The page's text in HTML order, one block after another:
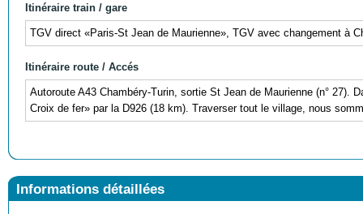
Itinéraire train / gare
TGV direct «Paris-St Jean de Maurienne», TGV avec changement à
Itinéraire route / Accés
Autoroute A43 Chambéry-Turin, sortie St Jean de Maurienne (n° 27).
Croix de fer» par la D926 (18 km). Traverser tout le village, nous
Informations détaillées